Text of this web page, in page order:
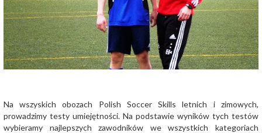
Na wszyskich obozach Polish Soccer Skills letnich i zimowych,
prowadzimy testy umiejętności. Na podstawie wyników tych testów
wybieramy najlepszych zawodników we wszystkich kategoriach